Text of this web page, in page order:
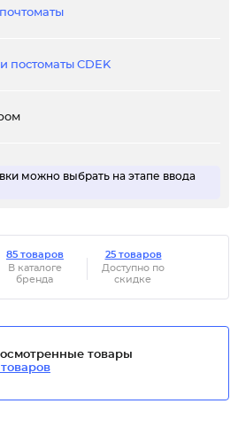
постоматы CDEK
можно выбрать на этапе ввода
85 товаров
В каталоге
бренда
25 товаров
Доступно по
скидке
товары
товаров